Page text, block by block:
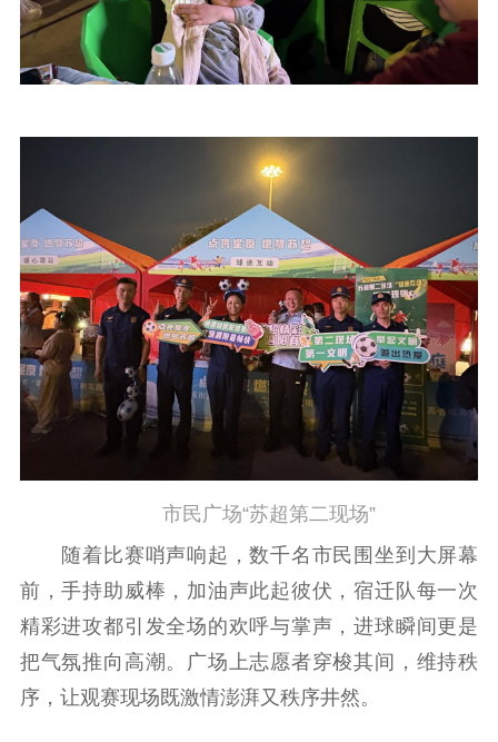
市民广场“苏超第二现场”
随着比赛哨声响起，数千名市民围坐到大屏幕
前，手持助威棒，加油声此起彼伏，宿迁队每一次
精彩进攻都引发全场的欢呼与掌声，进球瞬间更是
把气氛推向高潮。广场上志愿者穿梭其间，维持秩
序，让观赛现场既激情澎湃又秩序井然。